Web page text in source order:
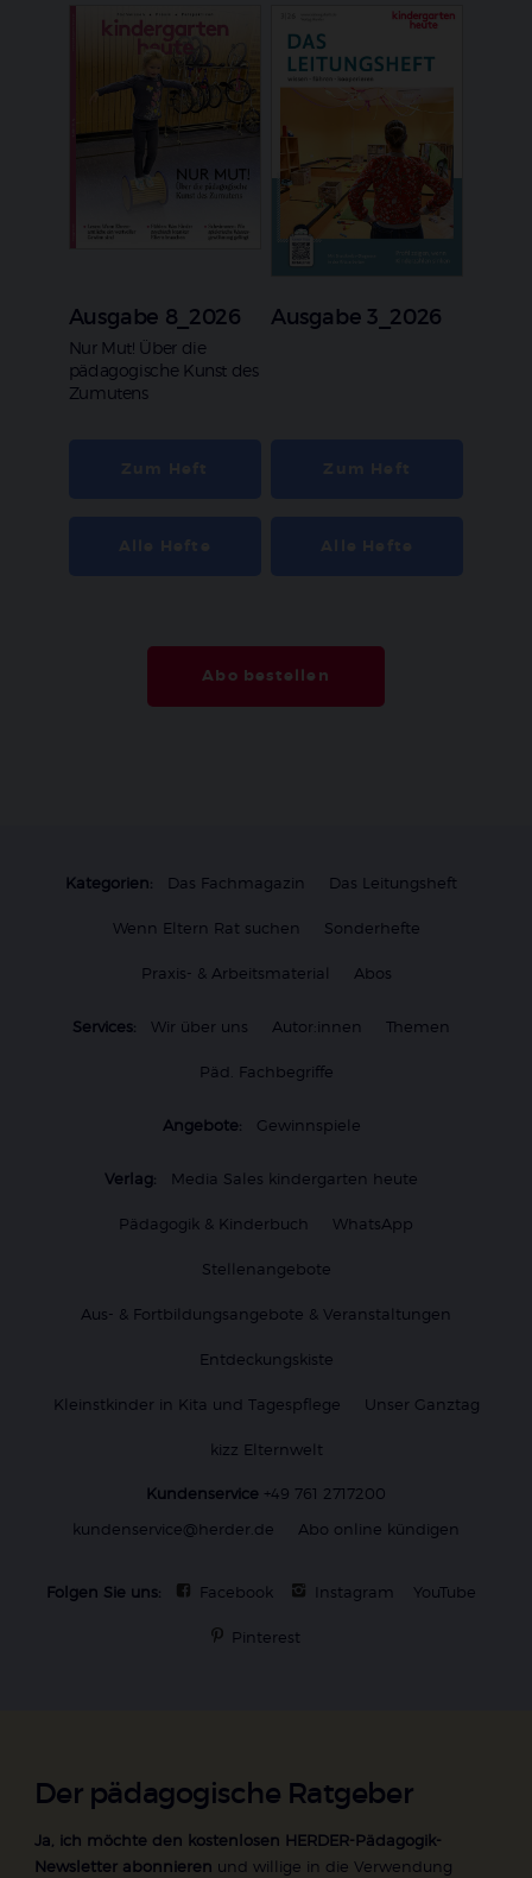
Ausgabe 8_2026
:
Nur Mut! Über die
pädagogische Kunst des
Zumutens
Ausgabe 3_2026
Abo bestellen
Kategorien: Das Fachmagazin Das Leitungsheft
Wenn Eltern Rat suchen Sonderhefte
Praxis- & Arbeitsmaterial Abos
Services: Wir über uns Autor:innen Themen
Päd. Fachbegriffe
Angebote: Gewinnspiele
Verlag: Media Sales kindergarten heute
Pädagogik & Kinderbuch WhatsApp
Stellenangebote
Aus- & Fortbildungsangebote & Veranstaltungen
Entdeckungskiste
Kleinstkinder in Kita und Tagespflege Unser Ganztag
kizz Elternwelt
Kundenservice +49 761 2717200
kundenservice@herder.de
Abo online kündigen
Folgen Sie uns: Facebook Instagram YouTube
Pinterest
Der pädagogische Ratgeber
Ja, ich möchte den kostenlosen HERDER-Pädagogik-
Newsletter abonnieren und willige in die Verwendung